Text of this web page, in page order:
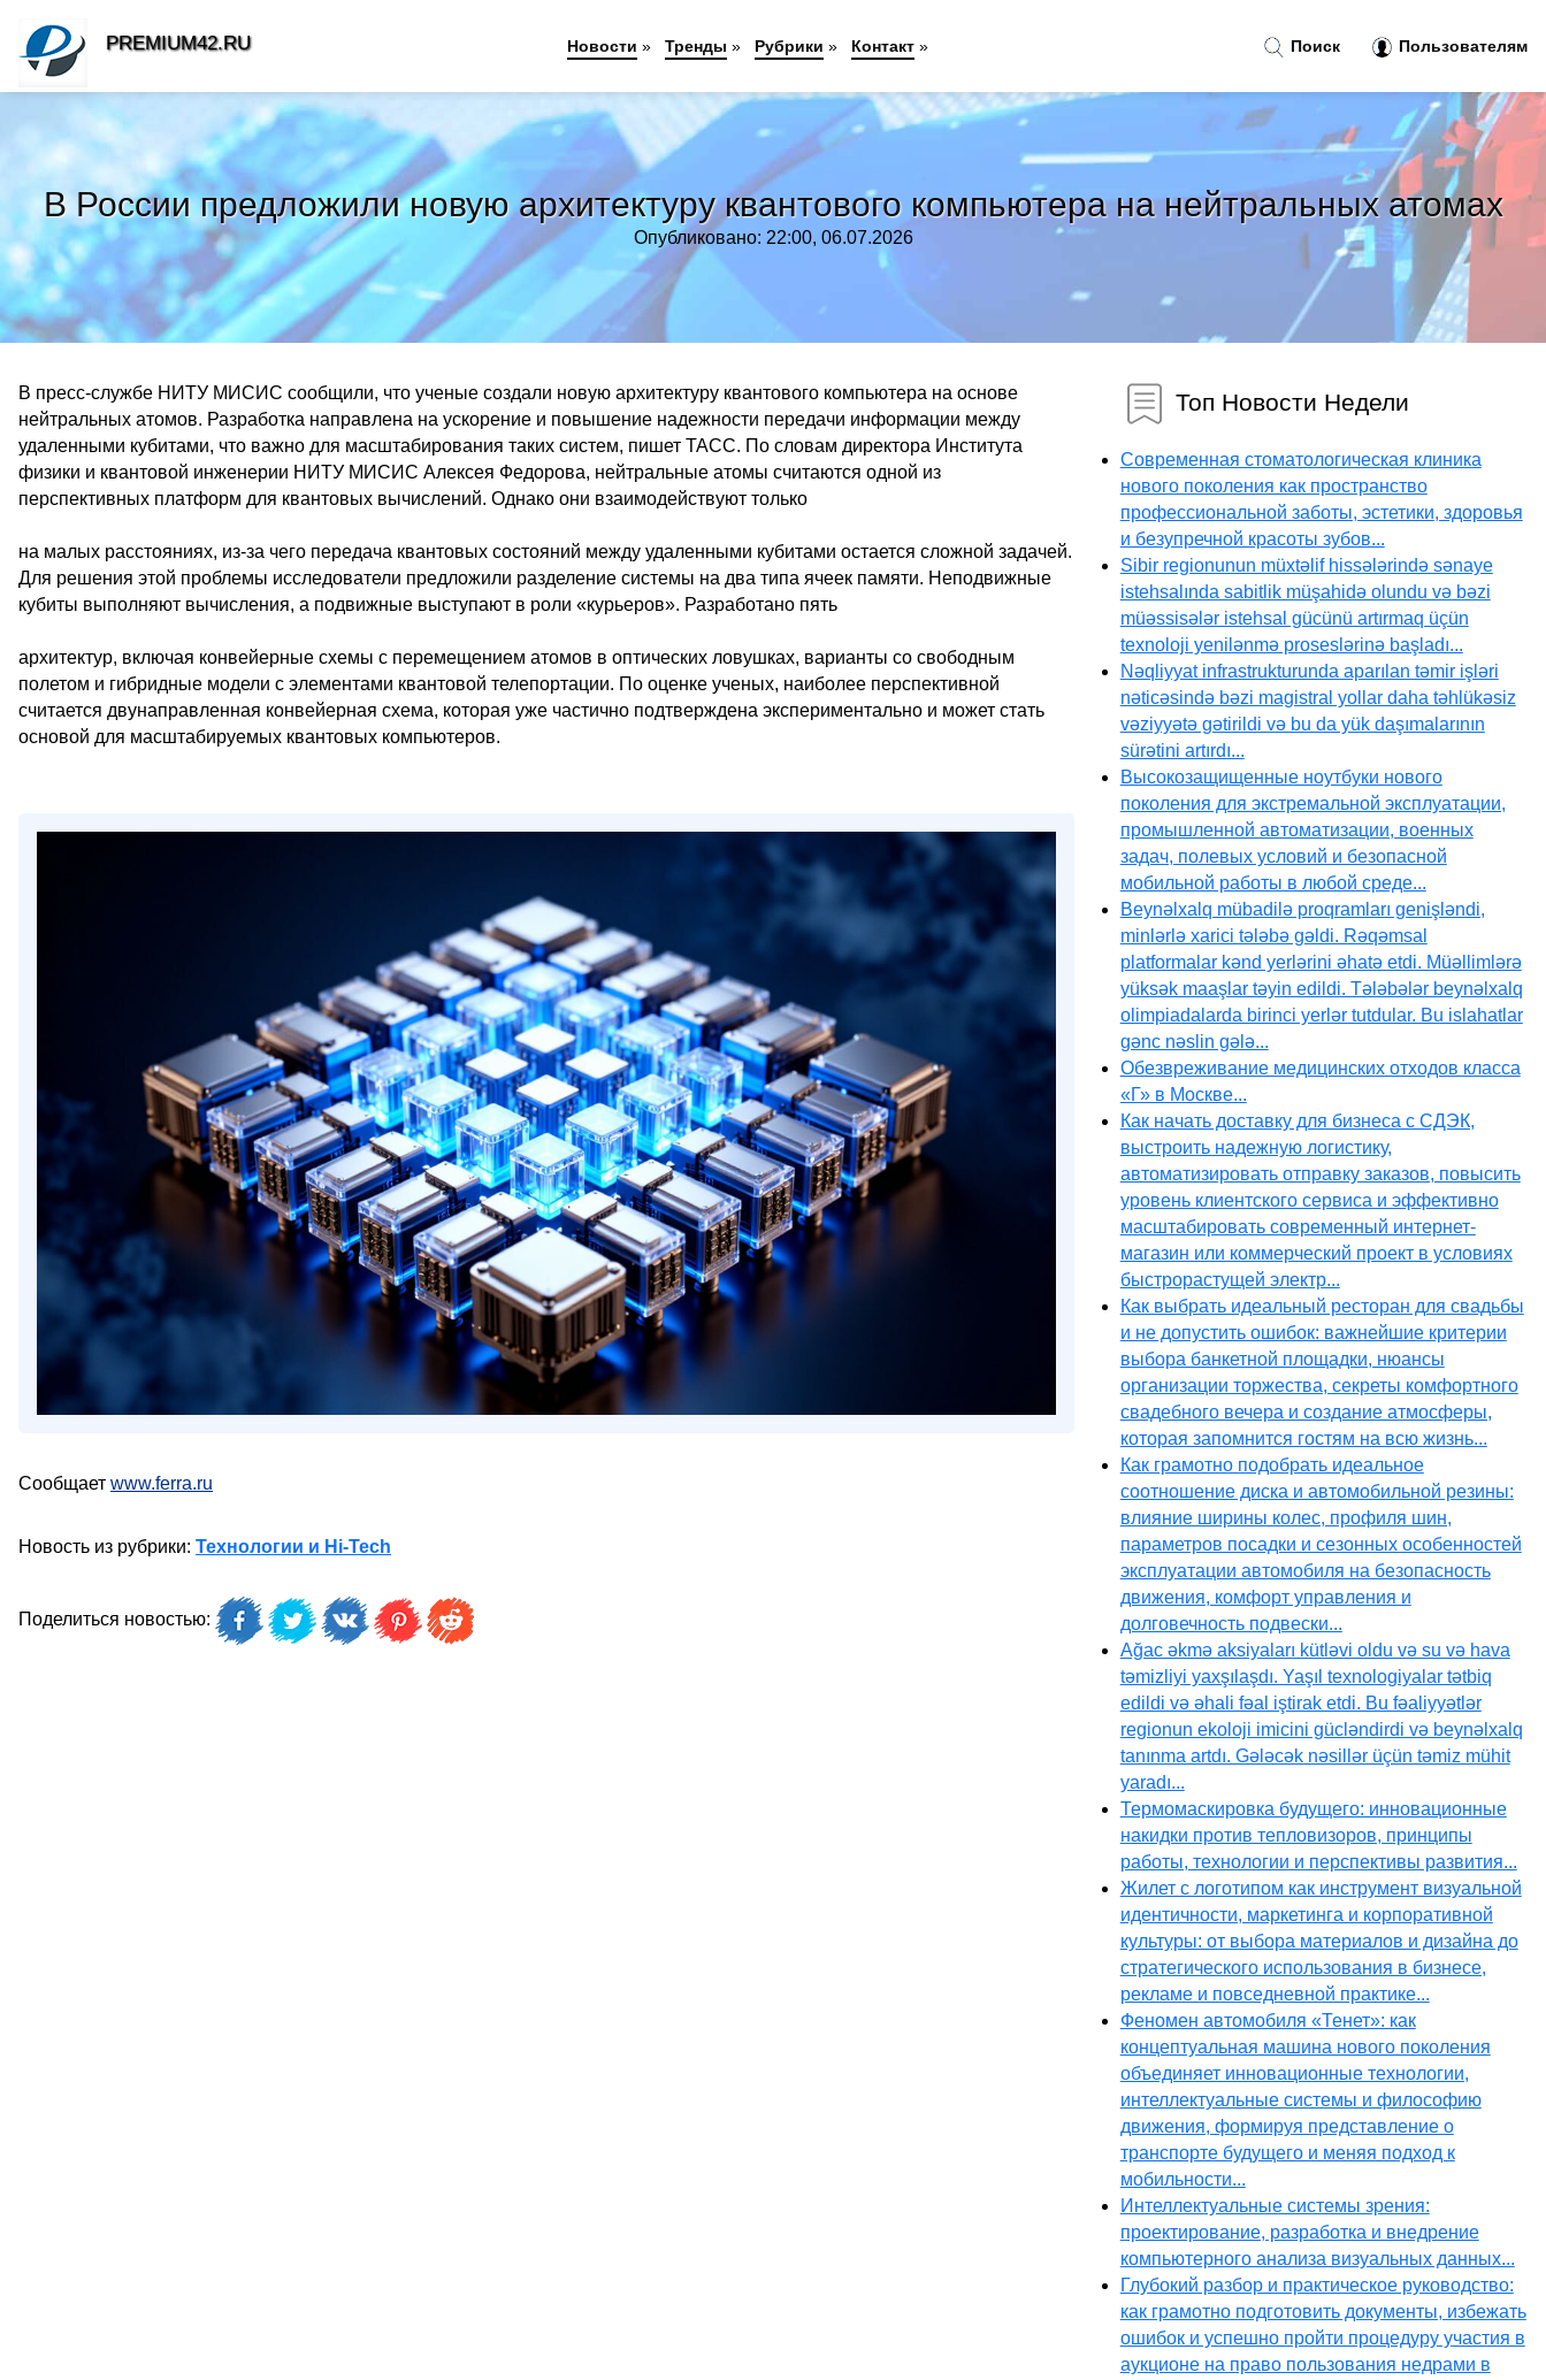
В России предложили новую архитектуру квантового компьютера на нейтральных атомах
Опубликовано: 22:00, 06.07.2026
В пресс-службе НИТУ МИСИС сообщили, что ученые создали новую архитектуру квантового компьютера на основе
нейтральных атомов. Разработка направлена на ускорение и повышение надежности передачи информации между
удаленными кубитами, что важно для масштабирования таких систем, пишет ТАСС. По словам директора Института
физики и квантовой инженерии НИТУ МИСИС Алексея Федорова, нейтральные атомы считаются одной из
перспективных платформ для квантовых вычислений. Однако они взаимодействуют только
на малых расстояниях, из-за чего передача квантовых состояний между удаленными кубитами остается сложной задачей.
Для решения этой проблемы исследователи предложили разделение системы на два типа ячеек памяти. Неподвижные
кубиты выполняют вычисления, а подвижные выступают в роли «курьеров». Разработано пять
архитектур, включая конвейерные схемы с перемещением атомов в оптических ловушках, варианты со свободным
полетом и гибридные модели с элементами квантовой телепортации. По оценке ученых, наиболее перспективной
считается двунаправленная конвейерная схема, которая уже частично подтверждена экспериментально и может стать
основой для масштабируемых квантовых компьютеров.
Сообщает www.ferra.ru
Новость из рубрики: Технологии и Hi-Tech
Поделиться новостью:
Топ Новости Недели
Современная стоматологическая клиника
нового поколения как пространство
профессиональной заботы, эстетики, здоровья
и безупречной красоты зубов...
Sibir regionunun müxtəlif hissələrində sənaye
istehsalında sabitlik müşahidə olundu və bəzi
müəssisələr istehsal gücünü artırmaq üçün
texnoloji yenilənmə proseslərinə başladı...
Nəqliyyat infrastrukturunda aparılan təmir işləri
nəticəsində bəzi magistral yollar daha təhlükəsiz
vəziyyətə gətirildi və bu da yük daşımalarının
sürətini artırdı...
Высокозащищенные ноутбуки нового
поколения для экстремальной эксплуатации,
промышленной автоматизации, военных
задач, полевых условий и безопасной
мобильной работы в любой среде...
Beynəlxalq mübadilə proqramları genişləndi,
minlərlə xarici tələbə gəldi. Rəqəmsal
platformalar kənd yerlərini əhatə etdi. Müəllimlərə
yüksək maaşlar təyin edildi. Tələbələr beynəlxalq
olimpiadalarda birinci yerlər tutdular. Bu islahatlar
gənc nəslin gələ...
Обезвреживание медицинских отходов класса
«Г» в Москве...
Как начать доставку для бизнеса с СДЭК,
выстроить надежную логистику,
автоматизировать отправку заказов, повысить
уровень клиентского сервиса и эффективно
масштабировать современный интернет-
магазин или коммерческий проект в условиях
быстрорастущей электр...
Как выбрать идеальный ресторан для свадьбы
и не допустить ошибок: важнейшие критерии
выбора банкетной площадки, нюансы
организации торжества, секреты комфортного
свадебного вечера и создание атмосферы,
которая запомнится гостям на всю жизнь...
Как грамотно подобрать идеальное
соотношение диска и автомобильной резины:
влияние ширины колес, профиля шин,
параметров посадки и сезонных особенностей
эксплуатации автомобиля на безопасность
движения, комфорт управления и
долговечность подвески...
Ağac əkmə aksiyaları kütləvi oldu və su və hava
təmizliyi yaxşılaşdı. Yaşıl texnologiyalar tətbiq
edildi və əhali fəal iştirak etdi. Bu fəaliyyətlər
regionun ekoloji imicini gücləndirdi və beynəlxalq
tanınma artdı. Gələcək nəsillər üçün təmiz mühit
yaradı...
Термомаскировка будущего: инновационные
накидки против тепловизоров, принципы
работы, технологии и перспективы развития...
Жилет с логотипом как инструмент визуальной
идентичности, маркетинга и корпоративной
культуры: от выбора материалов и дизайна до
стратегического использования в бизнесе,
рекламе и повседневной практике...
Феномен автомобиля «Тенет»: как
концептуальная машина нового поколения
объединяет инновационные технологии,
интеллектуальные системы и философию
движения, формируя представление о
транспорте будущего и меняя подход к
мобильности...
Интеллектуальные системы зрения:
проектирование, разработка и внедрение
компьютерного анализа визуальных данных...
Глубокий разбор и практическое руководство:
как грамотно подготовить документы, избежать
ошибок и успешно пройти процедуру участия в
аукционе на право пользования недрами в
Поиск Пользователям
PREMIUM42.RU Новости » Тренды » Рубрики » Контакт »